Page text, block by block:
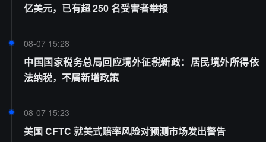
亿美元，已有超 250 名受害者举报
08-07 15:28
中国国家税务总局回应境外征税新政：居民境外所得依
法纳税，不属新增政策
08-07 15:23
美国 CFTC 就美式赔率风险对预测市场发出警告